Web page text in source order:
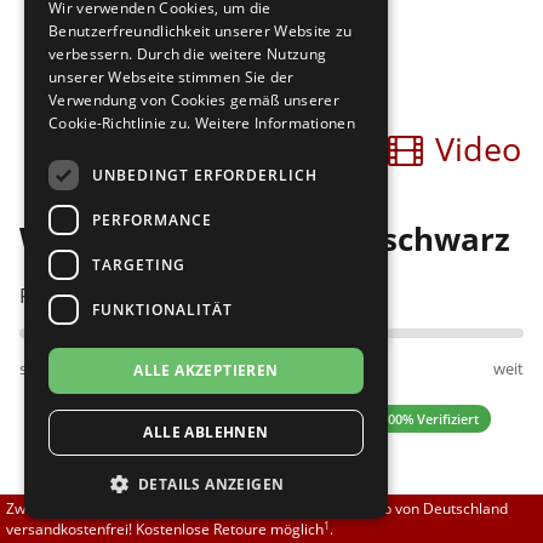
Brautschuhe
Sneaker
Übergrößen 43-44
Flexerinas
Merlet
Nueva Epoca
RayRose
Rummos
Rumpf
SoDanca
TopTanz
Bilder Video
Werner Kern Olivia 3,4 schwarz
Passt am besten bei Fußweite:
schmal normal weit
4.57 (30 Bewertungen) ✓ 100% Verifiziert
139,00 EUR
Zwischen 70,00 EUR und 800,00 EUR liefern wir innerhalb von Deutschland
versandkostenfrei! Kostenlose Retoure möglich1.
Wir verwenden Cookies, um die
Benutzerfreundlichkeit unserer Website zu
verbessern. Durch die weitere Nutzung
unserer Webseite stimmen Sie der
Verwendung von Cookies gemäß unserer
Cookie-Richtlinie zu. Weitere Informationen
UNBEDINGT ERFORDERLICH
PERFORMANCE
TARGETING
FUNKTIONALITÄT
ALLE AKZEPTIEREN
ALLE ABLEHNEN
DETAILS ANZEIGEN